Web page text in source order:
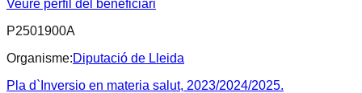
Veure perfil del beneficiari
P2501900A
Organisme:Diputació de Lleida
Pla d`Inversio en materia salut, 2023/2024/2025.